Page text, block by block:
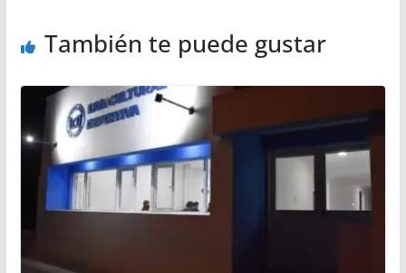
También te puede gustar